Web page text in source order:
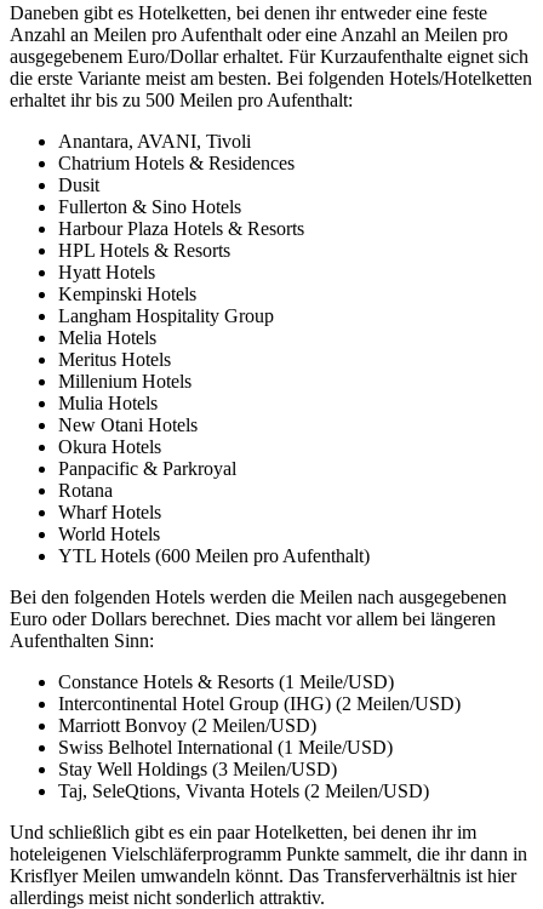
Daneben gibt es Hotelketten, bei denen ihr entweder eine feste
Anzahl an Meilen pro Aufenthalt oder eine Anzahl an Meilen pro
ausgegebenem Euro/Dollar erhaltet. Für Kurzaufenthalte eignet sich
die erste Variante meist am besten. Bei folgenden Hotels/Hotelketten
erhaltet ihr bis zu 500 Meilen pro Aufenthalt:
Anantara, AVANI, Tivoli
Chatrium Hotels & Residences
Dusit
Fullerton & Sino Hotels
Harbour Plaza Hotels & Resorts
HPL Hotels & Resorts
Hyatt Hotels
Kempinski Hotels
Langham Hospitality Group
Melia Hotels
Meritus Hotels
Millenium Hotels
Mulia Hotels
New Otani Hotels
Okura Hotels
Panpacific & Parkroyal
Rotana
Wharf Hotels
World Hotels
YTL Hotels (600 Meilen pro Aufenthalt)
Bei den folgenden Hotels werden die Meilen nach ausgegebenen
Euro oder Dollars berechnet. Dies macht vor allem bei längeren
Aufenthalten Sinn:
Constance Hotels & Resorts (1 Meile/USD)
Intercontinental Hotel Group (IHG) (2 Meilen/USD)
Marriott Bonvoy (2 Meilen/USD)
Swiss Belhotel International (1 Meile/USD)
Stay Well Holdings (3 Meilen/USD)
Taj, SeleQtions, Vivanta Hotels (2 Meilen/USD)
Und schließlich gibt es ein paar Hotelketten, bei denen ihr im
hoteleigenen Vielschläferprogramm Punkte sammelt, die ihr dann in
Krisflyer Meilen umwandeln könnt. Das Transferverhältnis ist hier
allerdings meist nicht sonderlich attraktiv.